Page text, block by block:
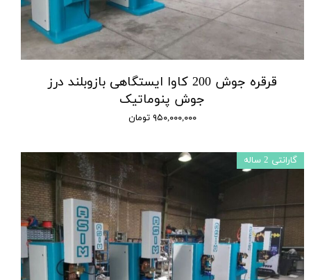
قرقره جوش 200 کاوا ایستگاهی بازوبلند درز
جوش پنوماتیک
۹۵۰,۰۰۰,۰۰۰ تومان
گارانتی 2 ساله